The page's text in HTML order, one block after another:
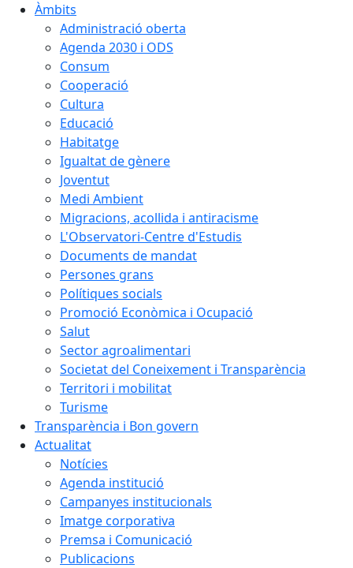
Àmbits
Administració oberta
Agenda 2030 i ODS
Consum
Cooperació
Cultura
Educació
Habitatge
Igualtat de gènere
Joventut
Medi Ambient
Migracions, acollida i antiracisme
L'Observatori-Centre d'Estudis
Documents de mandat
Persones grans
Polítiques socials
Promoció Econòmica i Ocupació
Salut
Sector agroalimentari
Societat del Coneixement i Transparència
Territori i mobilitat
Turisme
Transparència i Bon govern
Actualitat
Notícies
Agenda institució
Campanyes institucionals
Imatge corporativa
Premsa i Comunicació
Publicacions